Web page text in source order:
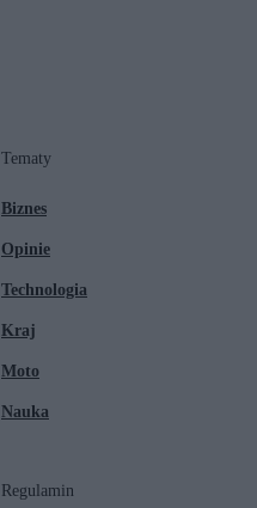
Tematy
Biznes
Opinie
Technologia
Kraj
Moto
Nauka
Regulamin